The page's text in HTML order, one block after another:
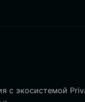
с экосистемой